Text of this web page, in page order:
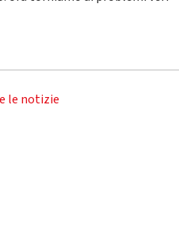
le notizie